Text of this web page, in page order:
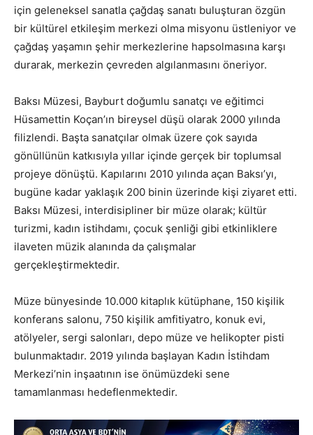
için geleneksel sanatla çağdaş sanatı buluşturan özgün
bir kültürel etkileşim merkezi olma misyonu üstleniyor ve
çağdaş yaşamın şehir merkezlerine hapsolmasına karşı
durarak, merkezin çevreden algılanmasını öneriyor.
Baksı Müzesi, Bayburt doğumlu sanatçı ve eğitimci
Hüsamettin Koçan’ın bireysel düşü olarak 2000 yılında
filizlendi. Başta sanatçılar olmak üzere çok sayıda
gönüllünün katkısıyla yıllar içinde gerçek bir toplumsal
projeye dönüştü. Kapılarını 2010 yılında açan Baksı’yı,
bugüne kadar yaklaşık 200 binin üzerinde kişi ziyaret etti.
Baksı Müzesi, interdisipliner bir müze olarak; kültür
turizmi, kadın istihdamı, çocuk şenliği gibi etkinliklere
ilaveten müzik alanında da çalışmalar
gerçekleştirmektedir.
Müze bünyesinde 10.000 kitaplık kütüphane, 150 kişilik
konferans salonu, 750 kişilik amfitiyatro, konuk evi,
atölyeler, sergi salonları, depo müze ve helikopter pisti
bulunmaktadır. 2019 yılında başlayan Kadın İstihdam
Merkezi’nin inşaatının ise önümüzdeki sene
tamamlanması hedeflenmektedir.